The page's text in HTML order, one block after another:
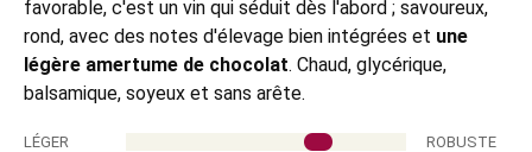
favorable, c'est un vin qui séduit dès l'abord ; savoureux,
rond, avec des notes d'élevage bien intégrées et une
légère amertume de chocolat. Chaud, glycérique,
balsamique, soyeux et sans arête.
LÉGER ROBUSTE